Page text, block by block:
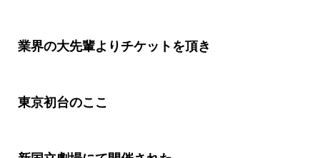
業界の大先輩よりチケットを頂き
東京初台のここ